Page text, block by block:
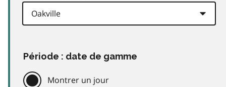
Période : date de gamme
Montrer un jour